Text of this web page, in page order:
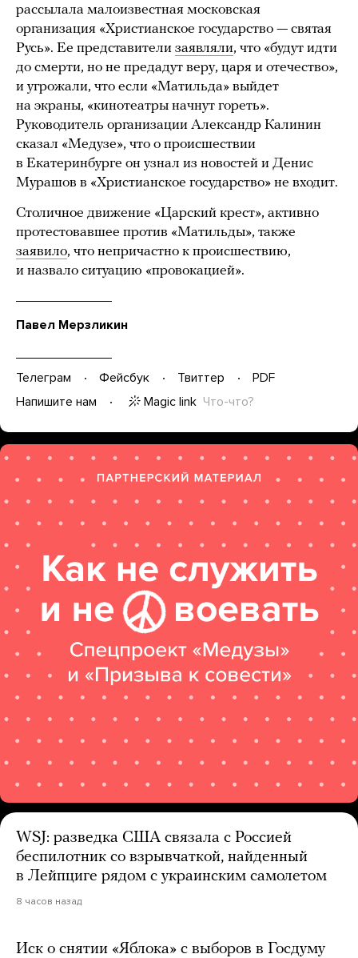
рассылала малоизвестная московская
организация «Христианское государство — святая
Русь». Ее представители заявляли, что «будут идти
до смерти, но не предадут веру, царя и отечество»,
и угрожали, что если «Матильда» выйдет
на экраны, «кинотеатры начнут гореть».
Руководитель организации Александр Калинин
сказал «Медузе», что о происшествии
в Екатеринбурге он узнал из новостей и Денис
Мурашов в «Христианское государство» не входит.
Столичное движение «Царский крест», активно
протестовавшее против «Матильды», также
заявило, что непричастно к происшествию,
и назвало ситуацию «провокацией».
Павел Мерзликин
Телеграм Фейсбук Твиттер
PDF
Напишите нам
Magic link Что-что?
WSJ: разведка США связала с Россией
беспилотник со взрывчаткой, найденный
в Лейпциге рядом с украинским самолетом
8 часов назад
Иск о снятии «Яблока» с выборов в Госдуму